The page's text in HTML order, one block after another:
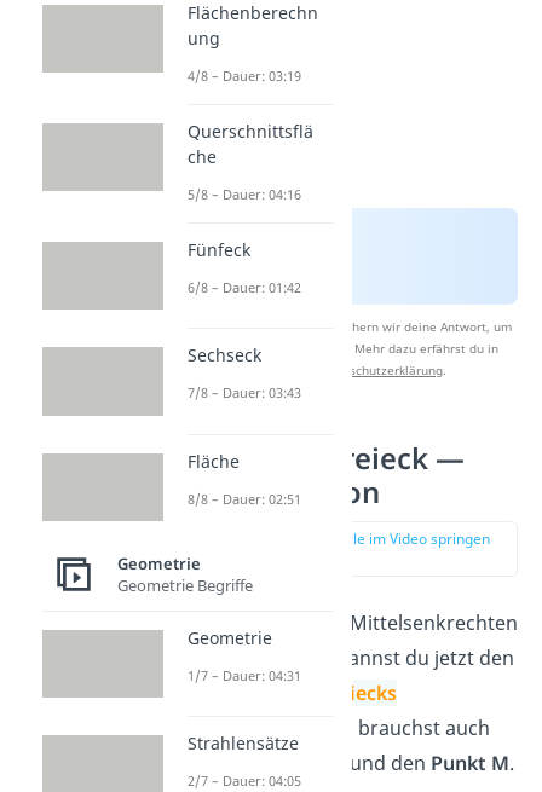
Nach Beantwortung speichern wir deine Antwort, um
Studyflix zu verbessern. Mehr dazu erfährst du in
Datenschutzerklärung.
Umkreis Dreieck —
Konstruktion
zur Stelle im Video springen
Nachdem du die Mittelsenkrechten
bestimmt hast, kannst du jetzt den
Umkreis des Dreiecks
. Du brauchst auch
und den Punkt M.
Flächenberechn
ung
4/8 – Dauer: 03:19
Querschnittsflä
che
5/8 – Dauer: 04:16
Fünfeck
6/8 – Dauer: 01:42
Sechseck
7/8 – Dauer: 03:43
Fläche
8/8 – Dauer: 02:51
Geometrie
Geometrie Begriffe
Geometrie
1/7 – Dauer: 04:31
Strahlensätze
2/7 – Dauer: 04:05